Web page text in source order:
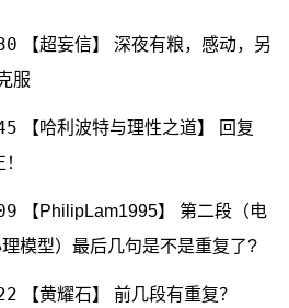
【超妄信】 深夜有粮，感动，另
服
【哈利波特与理性之道】 回复
【PhilipLam1995】 第二段（电
模型）最后几句是不是重复了?
【黄耀石】 前几段有重复？